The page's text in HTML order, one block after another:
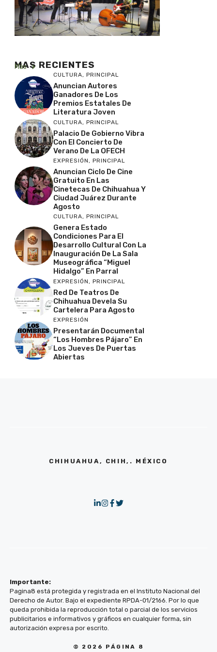
MAS RECIENTES
Más
CULTURA, PRINCIPAL
Anuncian Autores
Ganadores De Los
Premios Estatales De
Literatura Joven
CULTURA, PRINCIPAL
Palacio De Gobierno Vibra
Con El Concierto De
Verano De La OFECH
EXPRESIÓN, PRINCIPAL
Anuncian Ciclo De Cine
Gratuito En Las
Cinetecas De Chihuahua Y
Ciudad Juárez Durante
Agosto
CULTURA, PRINCIPAL
Genera Estado
Condiciones Para El
Desarrollo Cultural Con La
Inauguración De La Sala
Museográfica “Miguel
Hidalgo” En Parral
EXPRESIÓN , PRINCIPAL
Red De Teatros De
Chihuahua Devela Su
Cartelera Para Agosto
EXPRESIÓN
Presentarán Documental
“Los Hombres Pájaro” En
Los Jueves De Puertas
Abiertas
CHIHUAHUA, CHIH,. MÉXICO
Importante:
Pagina8 está protegida y registrada en el Instituto Nacional del
Derecho de Autor. Bajo el expediente RPDA-01/2166. Por lo que
queda prohibida la reproducción total o parcial de los servicios
publicitarios e informativos y gráficos en cualquier forma, sin
autorización expresa por escrito.
© 2026 PÁGINA 8